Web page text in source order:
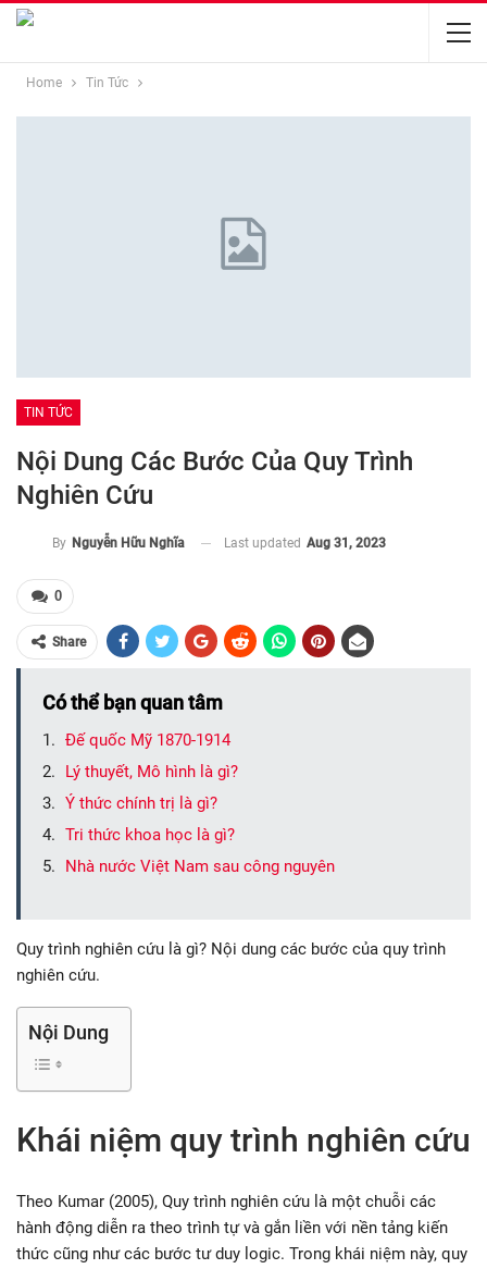
Home Tin Tức
TIN TỨC
Nội Dung Các Bước Của Quy Trình
Nghiên Cứu
By Nguyễn Hữu Nghĩa Last updated Aug 31, 2023
0
Share
Có thể bạn quan tâm
Đế quốc Mỹ 1870-1914
Lý thuyết, Mô hình là gì?
Ý thức chính trị là gì?
Tri thức khoa học là gì?
Nhà nước Việt Nam sau công nguyên
Quy trình nghiên cứu là gì? Nội dung các bước của quy trình
nghiên cứu.
Nội Dung
Khái niệm quy trình nghiên cứu
Theo Kumar (2005), Quy trình nghiên cứu là một chuỗi các
hành động diễn ra theo trình tự và gắn liền với nền tảng kiến
thức cũng như các bước tư duy logic. Trong khái niệm này, quy